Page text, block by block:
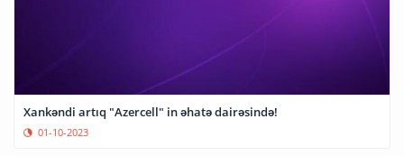
Xankəndi artıq "Azercell" in əhatə dairəsində!
01-10-2023